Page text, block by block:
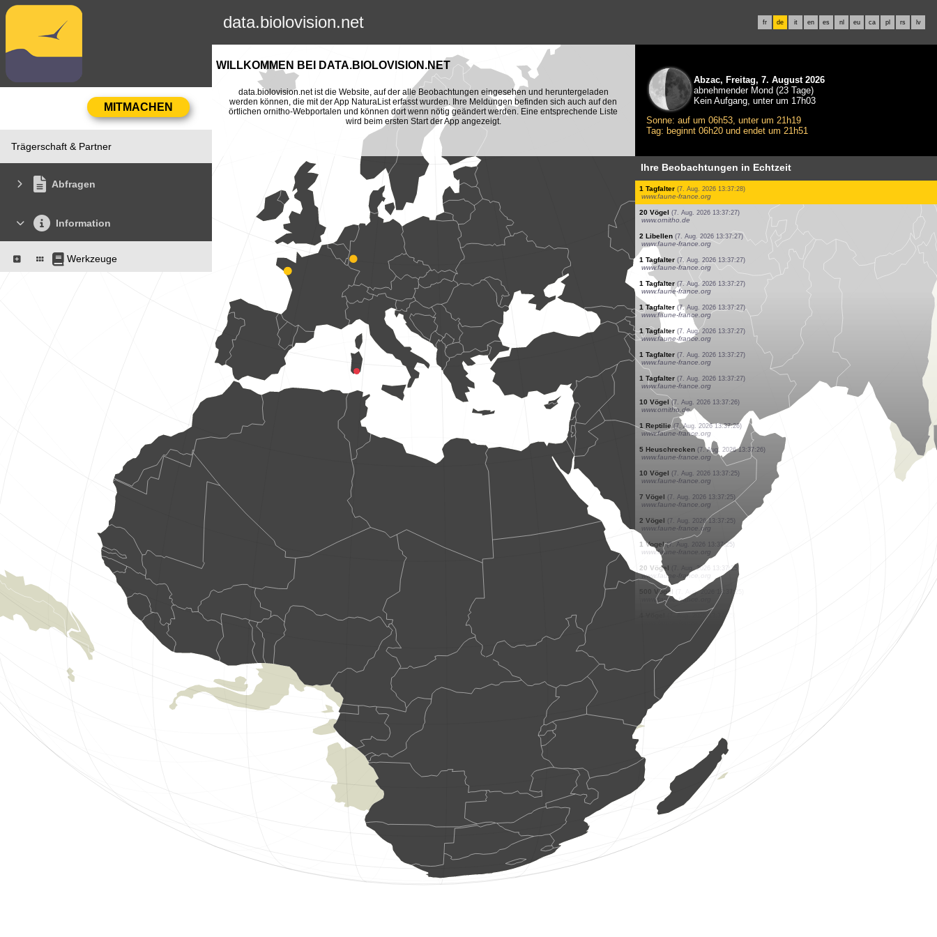
data.biolovision.net fr de it en es nl eu ca pl rs lv
Trägerschaft & Partner
Abfragen
Information
Werkzeuge
WILLKOMMEN BEI DATA.BIOLOVISION.NET
data.biolovision.net ist die Website, auf der alle Beobachtungen eingesehen und heruntergeladen
werden können, die mit der App NaturaList erfasst wurden. Ihre Meldungen befinden sich auch auf den
örtlichen ornitho-Webportalen und können dort wenn nötig geändert werden. Eine entsprechende Liste
wird beim ersten Start der App angezeigt.
Abzac, Freitag, 7. August 2026
abnehmender Mond (23 Tage)
Kein Aufgang, unter um 17h03
Sonne: auf um 06h53, unter um 21h19
Tag: beginnt 06h20 und endet um 21h51
Ihre Beobachtungen in Echtzeit
1 Vogel (7. Aug. 2026 13:37:29)
www.ornitho.cat
1 Tagfalter (7. Aug. 2026 13:37:28)
www.faune-france.org
1 Tagfalter (7. Aug. 2026 13:37:28)
www.faune-france.org
2 Tagfalter (7. Aug. 2026 13:37:28)
www.faune-france.org
1 Tagfalter (7. Aug. 2026 13:37:28)
www.faune-france.org
2 Vögel (7. Aug. 2026 13:37:28)
www.faune-france.org
1 Tagfalter (7. Aug. 2026 13:37:28)
www.faune-france.org
1 Tagfalter (7. Aug. 2026 13:37:28)
www.faune-france.org
20 Vögel (7. Aug. 2026 13:37:27)
www.ornitho.de
2 Libellen (7. Aug. 2026 13:37:27)
www.faune-france.org
1 Tagfalter (7. Aug. 2026 13:37:27)
www.faune-france.org
1 Tagfalter (7. Aug. 2026 13:37:27)
www.faune-france.org
1 Tagfalter (7. Aug. 2026 13:37:27)
www.faune-france.org
1 Tagfalter (7. Aug. 2026 13:37:27)
www.faune-france.org
1 Tagfalter (7. Aug. 2026 13:37:27)
www.faune-france.org
1 Tagfalter (7. Aug. 2026 13:37:27)
www.faune-france.org
10 Vögel (7. Aug. 2026 13:37:26)
www.ornitho.de
1 Reptilie (7. Aug. 2026 13:37:26)
www.faune-france.org
5 Heuschrecken (7. Aug. 2026 13:37:26)
www.faune-france.org
(7. Aug. 2026 13:37:25)
www.faune-france.org
7 Vögel (7. Aug. 2026 13:37:25)
www.faune-france.org
(7. Aug. 2026 13:37:25)
www.faune-france.org
1 Vogel
www.faune-france.org
500 Vögel (7. Aug. 2026 13:37:25)
www.faune-france.org
4 Vögel (7. Aug. 2026 13:37:25)
www.faune-france.org
27 Vögel (7. Aug. 2026 13:37:25)
www.faune-france.org
3 Libellen (7. Aug. 2026 13:37:25)
www.faune-france.org